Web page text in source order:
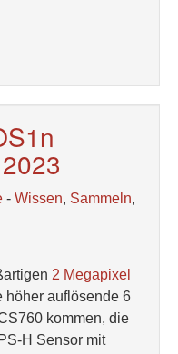
- Wissen, Sammeln,
2 Megapixel
höher auflösende 6
kommen, die
H Sensor mit